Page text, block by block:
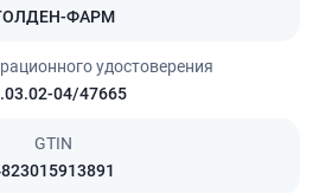
ФАРМ
удостоверения
04/47665
GTIN